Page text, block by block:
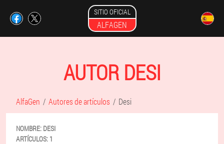
SITIO OFICIAL
ALFAGEN
AUTOR DESI
AlfaGen Autores de artículos Desi
NOMBRE: DESI
ARTÍCULOS: 1